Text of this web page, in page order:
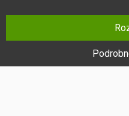
Na našem webu používáme
Ty jsou nezbytně nutné pro
rozhodnete využívat. Bez nich